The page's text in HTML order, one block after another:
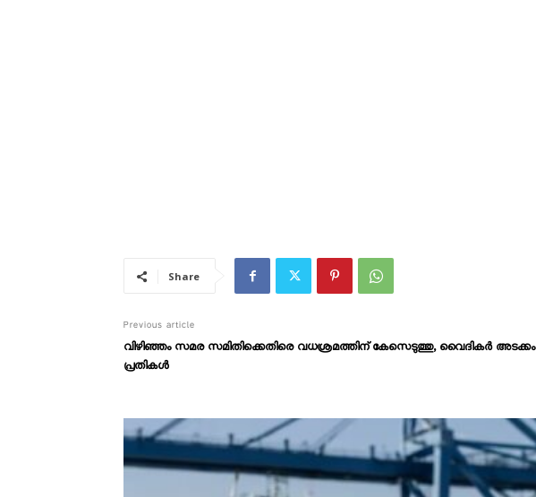
Share
Previous article
വിഴിഞ്ഞം സമര സമിതിക്കെതിരെ വധശ്രമത്തിന് കേസെടുത്തു, വൈദികർ അടക്കം
പ്രതികൾ